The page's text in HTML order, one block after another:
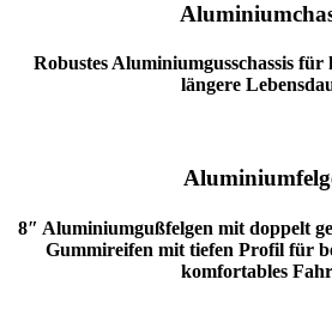
Robustes Aluminiumgusschassis für
längere
8″ Aluminiumgußfelgen mit doppelt
Gummireifen mit tiefen Profil für
komfortables